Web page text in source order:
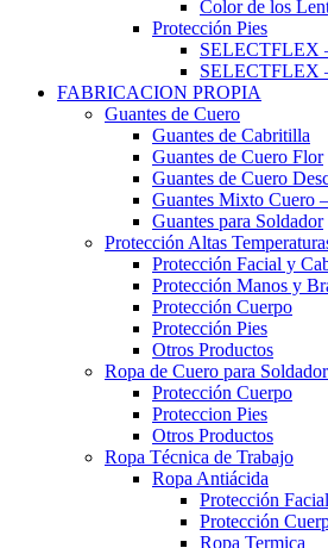
Color de los
Protección Pies
SELECTFLEX
SELECTFLEX
FABRICACION PROPIA
Guantes de Cuero
Guantes de Cabritilla
Guantes de Cuero Flor
Guantes de Cuero
Guantes Mixto Cuero
Guantes para Soldador
Protección Altas
Protección Facial y
Protección Manos y
Protección Cuerpo
Protección Pies
Otros Productos
Ropa de Cuero para
Protección Cuerpo
Proteccion Pies
Otros Productos
Ropa Técnica de Trabajo
Ropa Antiácida
Protección
Protección
Ropa Termica